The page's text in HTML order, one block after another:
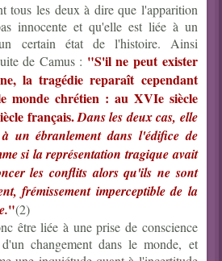
tous les deux à dire que l'apparition
innocente et qu'elle est liée à un
certain état de l'histoire. Ainsi
de Camus : "S'il ne peut exister
la tragédie reparaît cependant
monde chrétien : au XVIe siècle
français.Dans les deux cas, elle
à un ébranlement dans l'édifice de
si la représentation tragique avait
les conflits alors qu'ils ne sont
frémissement imperceptible de la
"(2)
être liée à une prise de conscience
changement dans le monde, et